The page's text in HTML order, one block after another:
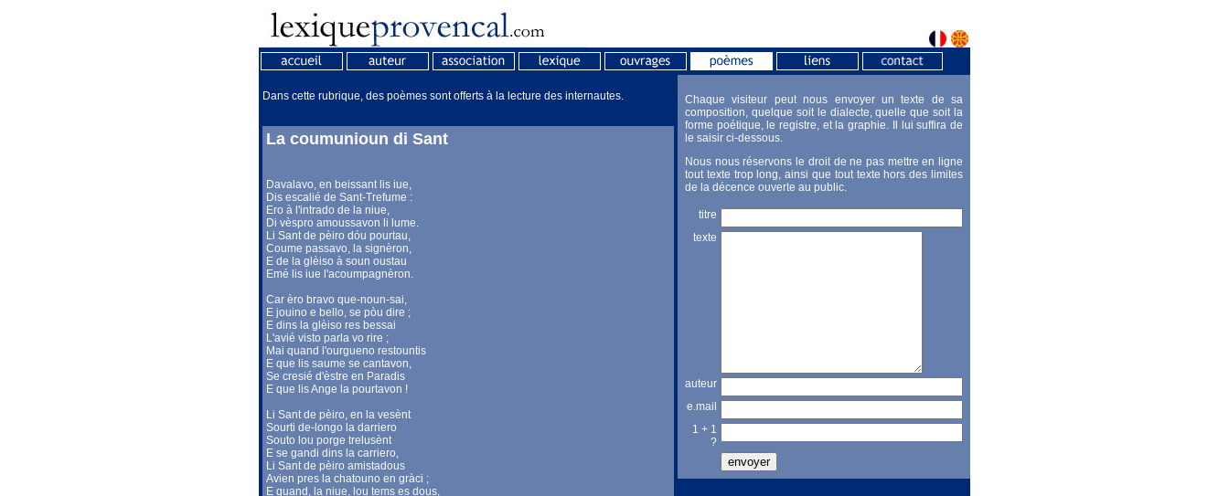
Dans cette rubrique, des poèmes sont offerts à la lecture des internautes.
La coumunioun di Sant
Davalavo, en beissant lis iue,
Dis escalié de Sant-Trefume :
Ero à l'intrado de la niue,
Di vèspro amoussavon li lume.
Li Sant de pèiro dóu pourtau,
Coume passavo, la signèron,
E de la glèiso à soun oustau
Emé lis iue l'acoumpagnèron.
Car èro bravo que-noun-sai,
E jouino e bello, se pòu dire ;
E dins la glèiso res bessai
L'avié visto parla vo rire ;
Mai quand l'ourgueno restountis
E que lis saume se cantavon,
Se cresié d'èstre en Paradis
E que lis Ange la pourtavon !
Li Sant de pèiro, en la vesènt
Sourti de-longo la darriero
Souto lou porge trelusènt
E se gandi dins la carriero,
Li Sant de pèiro amistadous
Avien pres la chatouno en gràci ;
E quand, la niue, lou tems es dous,
Chaque visiteur peut nous envoyer un texte de sa
composition, quelque soit le dialecte, quelle que soit la
forme poétique, le registre, et la graphie. Il lui suffira de
le saisir ci-dessous.
Nous nous réservons le droit de ne pas mettre en ligne
tout texte trop long, ainsi que tout texte hors des limites
de la décence ouverte au public.
titre
texte
auteur
e.mail
1 + 1
?